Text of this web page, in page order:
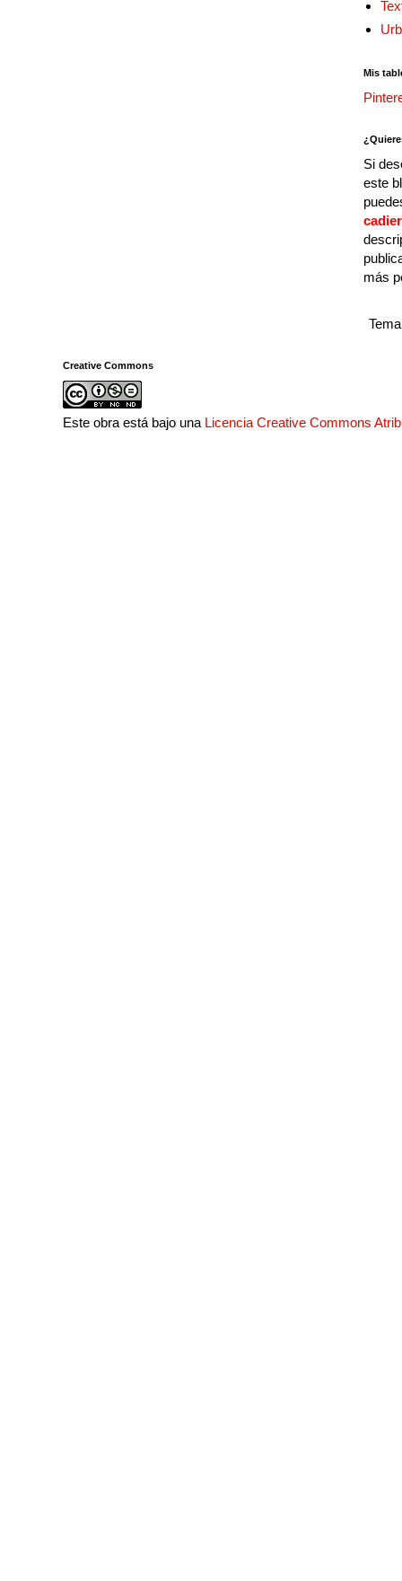
Mis
Si
este
más
Creative Commons
Este obra está bajo una Licencia Creative Commons